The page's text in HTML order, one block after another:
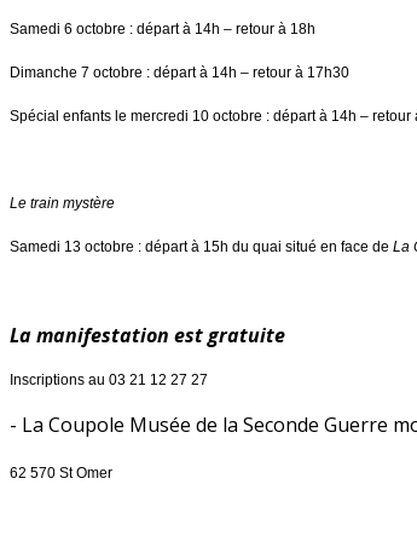
Samedi 6 octobre : départ à 14h – retour à 18h
Dimanche 7 octobre : départ à 14h – retour à 17h30
Spécial enfants le mercredi 10 octobre : départ à 14h – retour
Le train mystère
Samedi 13 octobre : départ à 15h du quai situé en face de La
La manifestation est gratuite
Inscriptions au 03 21 12 27 27
- La Coupole Musée de la Seconde Guerre
62 570 St Omer